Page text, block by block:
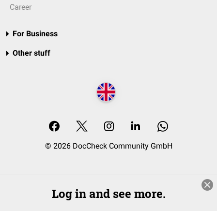
Career
For Business
Other stuff
© 2026 DocCheck Community GmbH
Log in and see more.